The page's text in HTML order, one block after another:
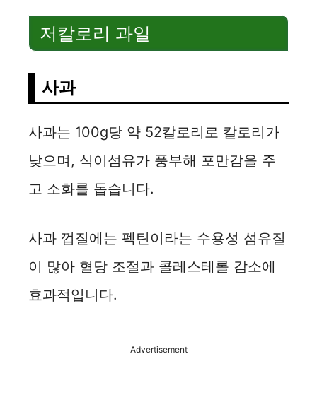
저칼로리 과일
사과
사과는 100g당 약 52칼로리로 칼로리가
낮으며, 식이섬유가 풍부해 포만감을 주
고 소화를 돕습니다.
사과 껍질에는 펙틴이라는 수용성 섬유질
이 많아 혈당 조절과 콜레스테롤 감소에
효과적입니다.
Advertisement